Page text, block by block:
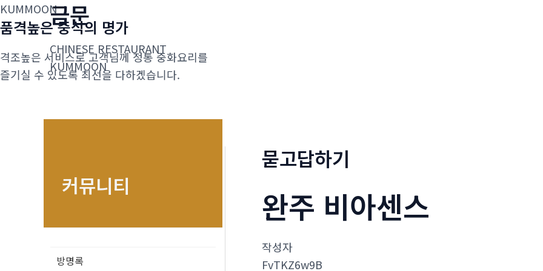
콘
텐
로
건
금문
CHINESE RESTAURANT
KUMMOON
KUMMOON
품격높은 중식의 명가
격조높은 서비스로 고객님께 정통 중화요리를
즐기실 수 있도록 최선을 다하겠습니다.
커뮤니티
방명록
묻고답하기
완주 비아센스
작성자
FvTKZ6w9B